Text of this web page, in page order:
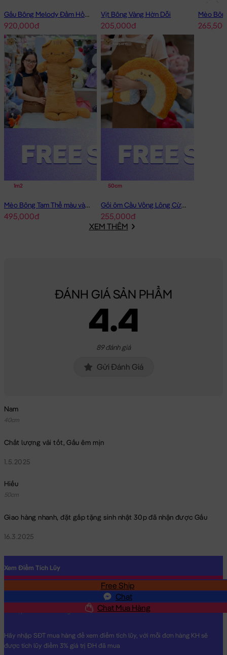
Gấu Bông Melody Đầm Hồng Cổ Sen Đeo Nơ
920,000đ
Vịt Bông Vàng Hờn Dỗi
205,000đ
1m2
Mèo Bông Tam Thể màu vàng
495,000đ
50cm
Gối ôm Cầu Vồng Lông Cừu Sky Babies
255,000đ
XEM THÊM
ĐÁNH GIÁ SẢN PHẨM
4.4
89 đánh giá
Gửi Đánh Giá
Nam
40cm
Chất lượng vải tốt, Gấu êm mịn
1.5.2025
Hiếu
50cm
Giao hàng nhanh, đặt gấp tặng sinh nhật 30p đã nhận được Gấu
16.3.2025
Free Ship
Chat
Chat Mua Hàng
Xem Điểm Tích Lũy
Hãy nhập SĐT mua hàng để xem điểm tích lũy, với mỗi đơn hàng KH sẽ
được tích lũy điểm 3% giá trị ĐH đã mua